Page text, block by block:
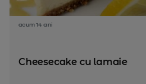
acum 14 ani
Cheesecake cu lamaie